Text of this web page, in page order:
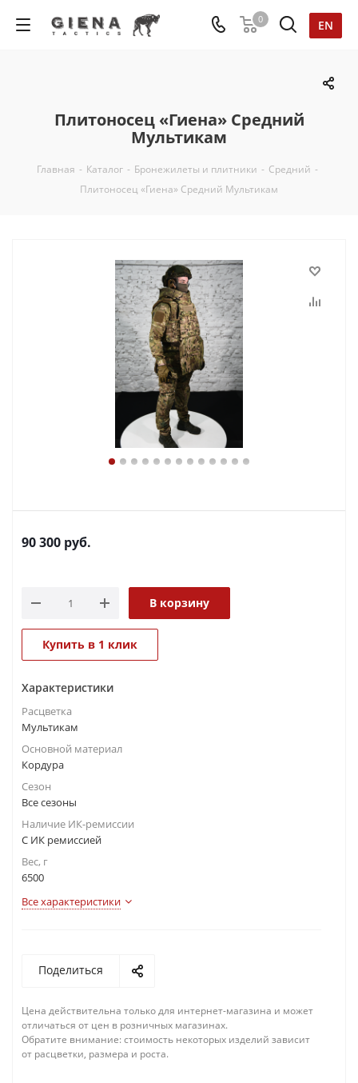
EN
0
Плитоносец «Гиена» Средний
Мультикам
Главная - Каталог - Бронежилеты и плитники - Средний -
Плитоносец «Гиена» Средний Мультикам
90 300 руб.
В корзину
Купить в 1 клик
Характеристики
Расцветка
Мультикам
Основной материал
Кордура
Сезон
Все сезоны
Наличие ИК-ремиссии
С ИК ремиссией
Вес, г
6500
Все характеристики
Поделиться
Цена действительна только для интернет-магазина и может
отличаться от цен в розничных магазинах.
Обратите внимание: стоимость некоторых изделий зависит
от расцветки, размера и роста.